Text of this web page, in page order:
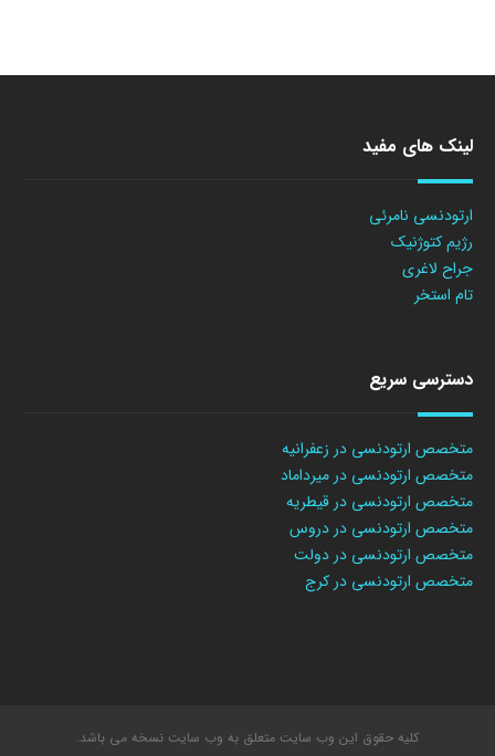
لینک های مفید
ارتودنسی نامرئی
رژیم کتوژنیک
جراح لاغری
تام استخر
دسترسی سریع
متخصص ارتودنسی در زعفرانیه
متخصص ارتودنسی در میرداماد
متخصص ارتودنسی در قیطریه
متخصص ارتودنسی در دروس
متخصص ارتودنسی در دولت
متخصص ارتودنسی در کرج
کلیه حقوق این وب سایت متعلق به وب سایت نسخه می باشد.